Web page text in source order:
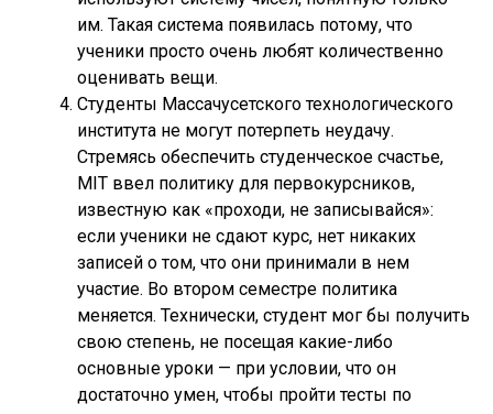
им. Такая система появилась потому, что
ученики просто очень любят количественно
оценивать вещи.
Студенты Массачусетского технологического
института не могут потерпеть неудачу.
Стремясь обеспечить студенческое счастье,
MIT ввел политику для первокурсников,
известную как «проходи, не записывайся»:
если ученики не сдают курс, нет никаких
записей о том, что они принимали в нем
участие. Во втором семестре политика
меняется. Технически, студент мог бы получить
свою степень, не посещая какие-либо
основные уроки — при условии, что он
достаточно умен, чтобы пройти тесты по